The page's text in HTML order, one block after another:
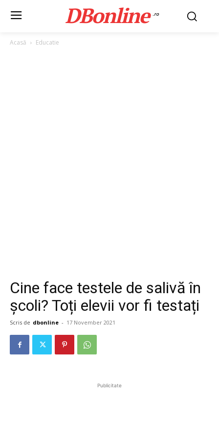
DBonline .ro
Acasă Educatie
Cine face testele de salivă în
școli? Toți elevii vor fi testați
Scris de dbonline - 17 November 2021
Publicitate